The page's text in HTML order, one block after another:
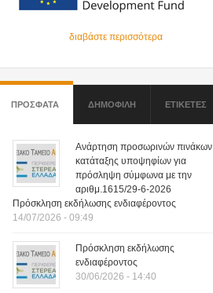
διαβάστε περισσότερα
ΠΡΟΣΦΑΤΑ (ΕΝΕΡΓΗ ΚΑΡΤΕΛΑ)
ΔΗΜΟΦΙΛΗ ΕΤΙΚΕΤΕΣ
Ανάρτηση προσωρινών πινάκων
κατάταξης υποψηφίων για
πρόσληψη σύμφωνα με την
αριθμ.1615/29-6-2026
Πρόσκληση εκδήλωσης ενδιαφέροντος
14/07/2026 - 09:49
Πρόσκληση εκδήλωσης
ενδιαφέροντος
30/06/2026 - 14:40